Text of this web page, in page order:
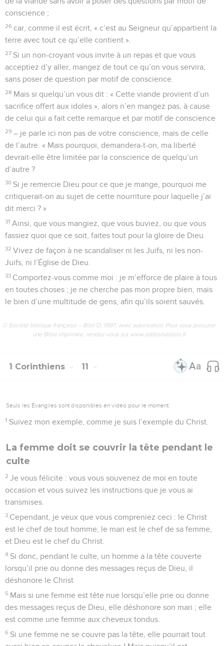
conscience ;
26 car, comme il est écrit, « c’est au Seigneur qu’appartient la
terre avec tout ce qu’elle contient ».
27 Si un non-croyant vous invite à un repas et que vous
acceptiez d’y aller, mangez de tout ce qu’on vous servira,
sans poser de question par motif de conscience.
28 Mais si quelqu’un vous dit : « Cette viande provient d’un
sacrifice offert aux idoles », alors n’en mangez pas, à cause
de celui qui a fait cette remarque et par motif de conscience
29 – je parle ici non pas de votre conscience, mais de celle
de l’autre. « Mais pourquoi, demandera-t-on, ma liberté
devrait-elle être limitée par la conscience de quelqu’un
d’autre ?
30 Si je remercie Dieu pour ce que je mange, pourquoi me
critiquerait-on au sujet de cette nourriture pour laquelle j’ai
dit merci ? »
31 Ainsi, que vous mangiez, que vous buviez, ou que vous
fassiez quoi que ce soit, faites tout pour la gloire de Dieu.
32 Vivez de façon à ne scandaliser ni les Juifs, ni les non-
Juifs, ni l’Église de Dieu.
33 Comportez-vous comme moi : je m’efforce de plaire à tous
en toutes choses ; je ne cherche pas mon propre bien, mais
le bien d’une multitude de gens, afin qu’ils soient sauvés.
© Société biblique française – Bibli’O, 1997, avec autorisation. Pour vous procurer
une Bible imprimée, rendez-vous sur www.editionsbiblio.fr
1 Corinthiens 11
Seuls les Évangiles sont disponibles en vidéo pour le moment.
1 Suivez mon exemple, comme je suis l’exemple du Christ.
La femme doit se couvrir la tête pendant le
culte
2 Je vous félicite : vous vous souvenez de moi en toute
occasion et vous suivez les instructions que je vous ai
transmises.
3 Cependant, je veux que vous compreniez ceci : le Christ
est le chef de tout homme, le mari est le chef de sa femme,
et Dieu est le chef du Christ.
4 Si donc, pendant le culte, un homme a la tête couverte
lorsqu’il prie ou donne des messages reçus de Dieu, il
déshonore le Christ.
5 Mais si une femme est tête nue lorsqu’elle prie ou donne
des messages reçus de Dieu, elle déshonore son mari ; elle
est comme une femme aux cheveux tondus.
6 Si une femme ne se couvre pas la tête, elle pourrait tout